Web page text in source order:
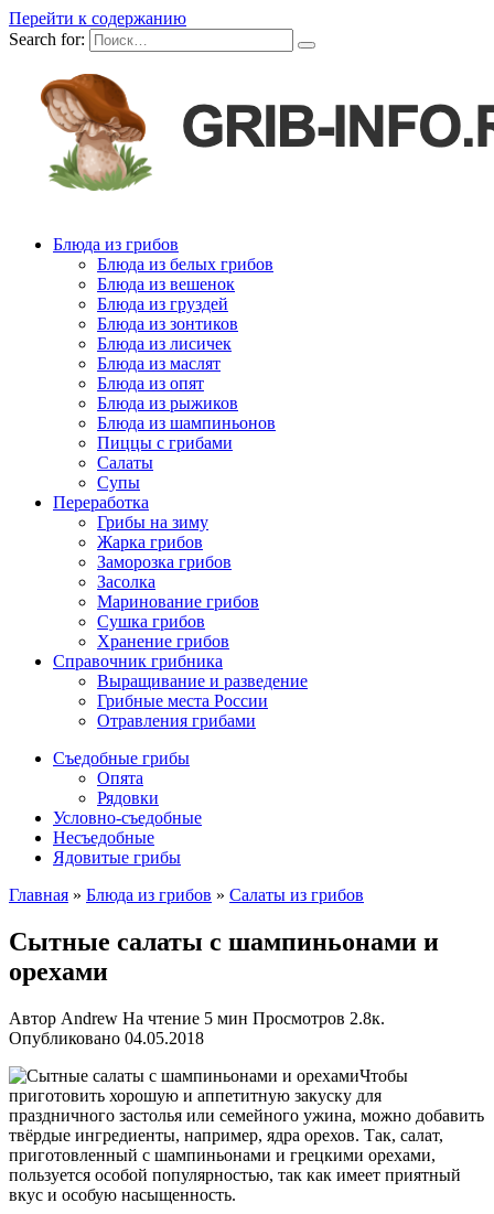
Перейти к содержанию
Search for:
Блюда из грибов
Блюда из белых грибов
Блюда из вешенок
Блюда из груздей
Блюда из зонтиков
Блюда из лисичек
Блюда из маслят
Блюда из опят
Блюда из рыжиков
Блюда из шампиньонов
Пиццы с грибами
Салаты
Супы
Переработка
Грибы на зиму
Жарка грибов
Заморозка грибов
Засолка
Маринование грибов
Сушка грибов
Хранение грибов
Справочник грибника
Выращивание и разведение
Грибные места России
Отравления грибами
Съедобные грибы
Опята
Рядовки
Условно-съедобные
Несъедобные
Ядовитые грибы
Главная » Блюда из грибов » Салаты из грибов
Сытные салаты с шампиньонами и
орехами
Автор Andrew На чтение 5 мин Просмотров 2.8к.
Опубликовано 04.05.2018
Чтобы
приготовить хорошую и аппетитную закуску для
праздничного застолья или семейного ужина, можно добавить
твёрдые ингредиенты, например, ядра орехов. Так, салат,
приготовленный с шампиньонами и грецкими орехами,
пользуется особой популярностью, так как имеет приятный
вкус и особую насыщенность.